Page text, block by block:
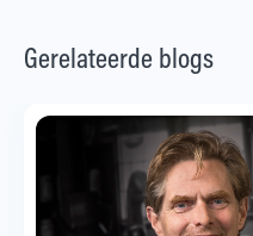
Gerelateerde blogs